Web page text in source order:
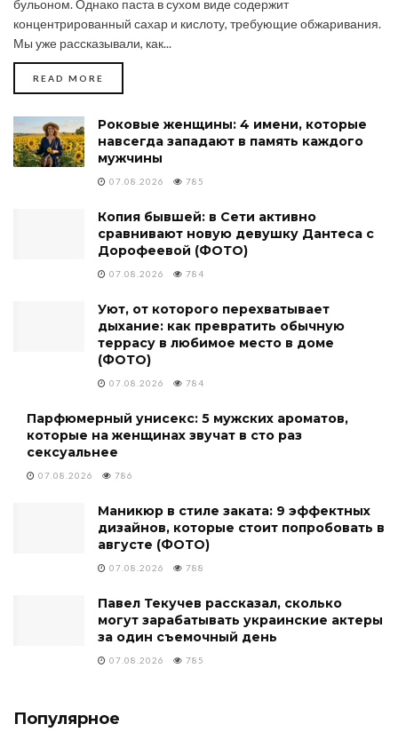
бульоном. Однако паста в сухом виде содержит
концентрированный сахар и кислоту, требующие обжаривания.
Мы уже рассказывали, как...
READ MORE
Роковые женщины: 4 имени, которые
навсегда западают в память каждого
мужчины
07.08.2026 785
Копия бывшей: в Сети активно
сравнивают новую девушку Дантеса с
Дорофеевой (ФОТО)
07.08.2026 784
Уют, от которого перехватывает
дыхание: как превратить обычную
террасу в любимое место в доме
(ФОТО)
07.08.2026 784
Парфюмерный унисекс: 5 мужских ароматов,
которые на женщинах звучат в сто раз
сексуальнее
07.08.2026 786
Маникюр в стиле заката: 9 эффектных
дизайнов, которые стоит попробовать в
августе (ФОТО)
07.08.2026 788
Павел Текучев рассказал, сколько
могут зарабатывать украинские актеры
за один съемочный день
07.08.2026 785
Популярное